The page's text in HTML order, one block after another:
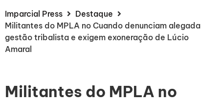
Imparcial Press
Destaque
Militantes do MPLA no Cuando denunciam alegada
gestão tribalista e exigem exoneração de Lúcio
Amaral
Militantes do MPLA no